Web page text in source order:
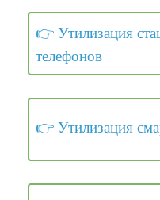
Утилизация
телефонов
Утилизация